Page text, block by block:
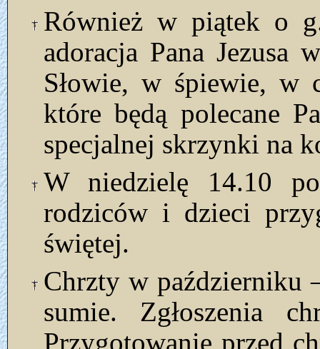
Również w piątek o
adoracja Pana Jezusa
Słowie, w śpiewie, w
które będą polecane
specjalnej skrzynki na
W niedzielę 14.10
rodziców i dzieci
świętej.
Chrzty w październiku
sumie. Zgłoszenia
Przygotowanie przed